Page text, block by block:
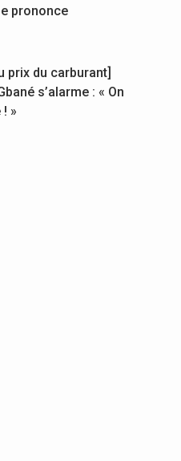
prononce
prix du carburant]
s’alarme : « On
»